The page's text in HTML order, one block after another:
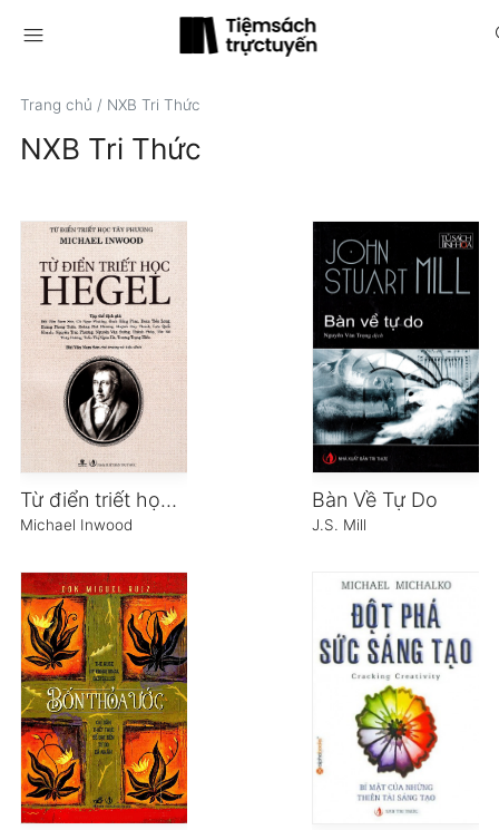
menu
Trang chủ / NXB Tri Thức
NXB Tri Thức
Từ điển triết học Hegel
Michael Inwood
Bàn Về Tự Do
J.S. Mill